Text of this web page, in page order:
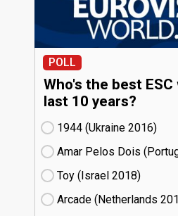
POLL
Who's the best
last 10 years?
1944 (Ukraine
16)
Amar Pelos Dois
Toy (Israel
18)
Arcade (Netherlands